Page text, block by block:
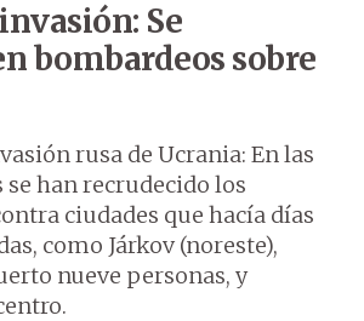
Se
bombardeos sobre
rusa de Ucrania: En las
han recrudecido los
ciudades que hacía días
como Járkov (noreste),
nueve personas, y